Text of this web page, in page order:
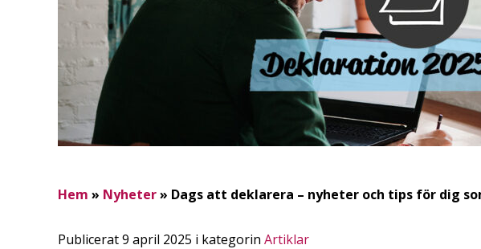
Hem » Nyheter» Dags att deklarera – nyheter och tips för dig
Publicerat 9 april 2025 i kategorin Artiklar